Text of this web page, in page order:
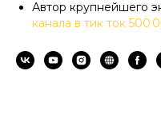
Автор крупнейшего
канала в тик ток 500